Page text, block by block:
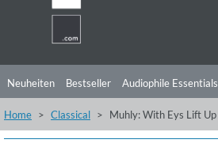
Neuheiten Bestseller Audiophile Essentials
Hörtipps Top Alben Angebote Preorder
Home Classical Muhly: With Eys Lift Up